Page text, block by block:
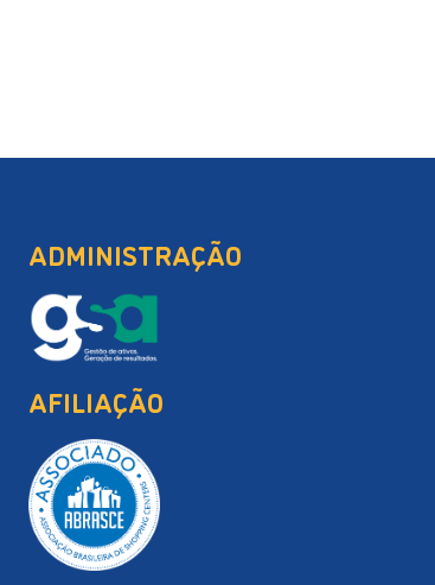
ADMINISTRAÇÃO
AFILIAÇÃO